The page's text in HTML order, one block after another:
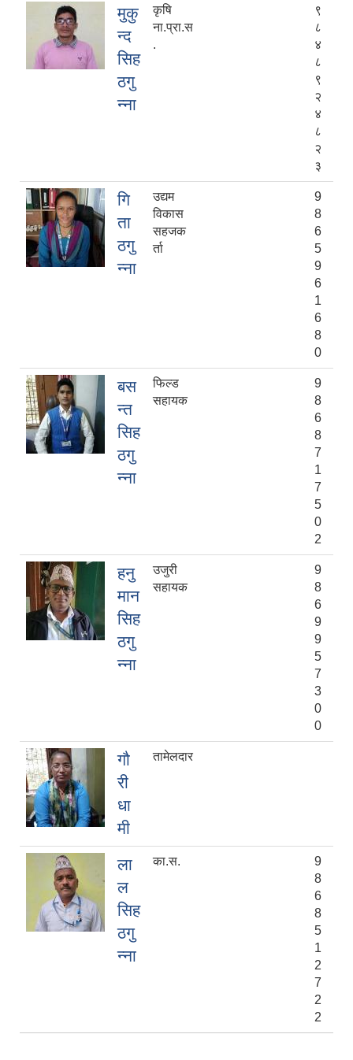
मुकु
न्द
सिह
ठगु
न्ना
कृषि
ना.प्रा.स
.
९
८
४
८
९
२
४
८
२
३
गि
ता
ठगु
न्ना
उद्यम
विकास
सहजक
र्ता
9
8
6
5
9
6
1
6
8
0
बस
न्त
सिह
ठगु
न्ना
फिल्ड
सहायक
9
8
6
8
7
1
7
5
0
2
हनु
मान
सिह
ठगु
न्ना
उजुरी
सहायक
9
8
6
9
9
5
7
3
0
0
गौ
री
धा
मी
तामेलदार
ला
ल
सिह
ठगु
न्ना
का.स.
9
8
6
8
5
1
2
7
2
2